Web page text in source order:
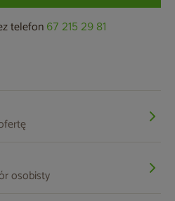
telefon 67 215 29 81
osobisty